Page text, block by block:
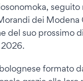
dei Modena
del suo prossimo
formato